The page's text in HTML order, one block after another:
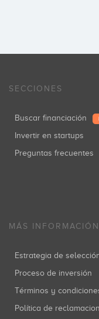
SECCIONES
Buscar financiación
Invertir en startups
Preguntas frecuentes
MÁS INFORMACIÓN
Estrategia de
Proceso de inversión
Términos y
Política de